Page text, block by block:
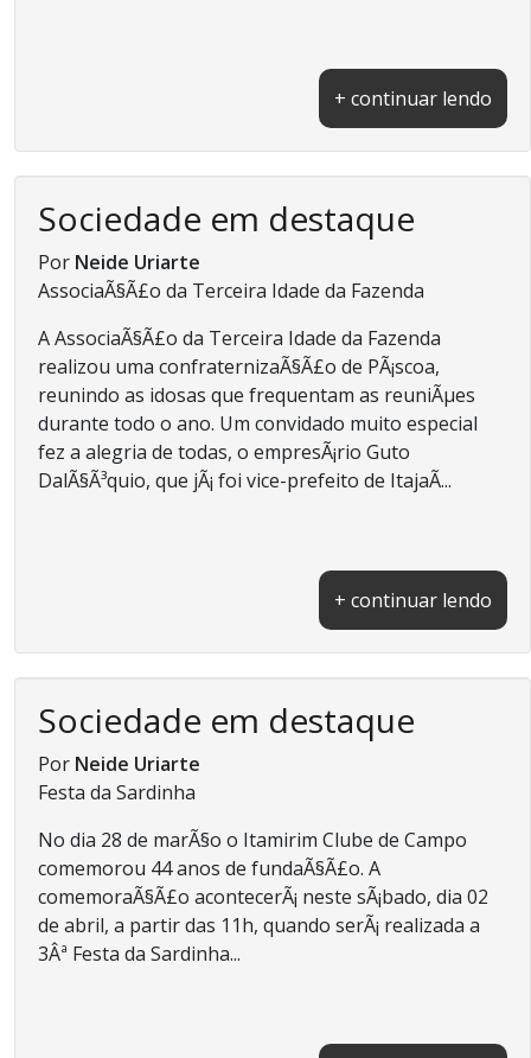
+ continuar lendo
Sociedade em destaque
Por Neide Uriarte
AssociaÃ§Ã£o da Terceira Idade da Fazenda
A AssociaÃ§Ã£o da Terceira Idade da Fazenda
realizou uma confraternizaÃ§Ã£o de PÃ¡scoa,
reunindo as idosas que frequentam as reuniÃµes
durante todo o ano. Um convidado muito especial
fez a alegria de todas, o empresÃ¡rio Guto
DalÃ§Ã³quio, que jÃ¡ foi vice-prefeito de ItajaÃ­...
+ continuar lendo
Sociedade em destaque
Por Neide Uriarte
Festa da Sardinha
No dia 28 de marÃ§o o Itamirim Clube de Campo
comemorou 44 anos de fundaÃ§Ã£o. A
comemoraÃ§Ã£o acontecerÃ¡ neste sÃ¡bado, dia 02
de abril, a partir das 11h, quando serÃ¡ realizada a
3Âª Festa da Sardinha...